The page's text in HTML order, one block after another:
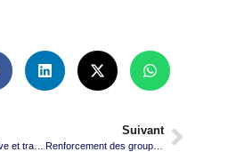
Suivant
Renforcement des groupements féminins dans la multiplication des semences de légumineuses : un levier pour la souveraineté semencière et la transition agroécologique